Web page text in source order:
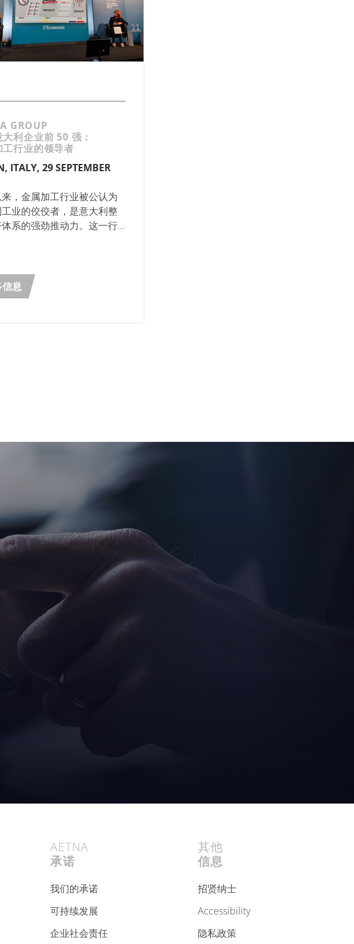
GROUP
利企业前 50 强：
工行业的领导者
ITALY, 29 SEPTEMBER
，金属加工行业被公认为
业的佼佼者，是意大利整
系的强劲推动力。这一行
信息
AETNA
承诺
我们的承诺
可持续发展
企业社会责任
其他
信息
招贤纳士
accessibility
隐私政策